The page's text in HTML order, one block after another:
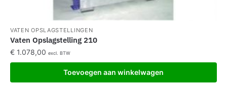
VATEN OPSLAGSTELLINGEN
Vaten Opslagstelling 210
€ 1.078,00 excl. BTW
Toevoegen aan winkelwagen